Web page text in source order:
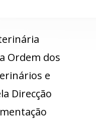
Ordem dos
e
Direcção